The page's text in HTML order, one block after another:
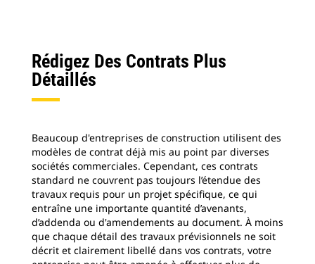
Rédigez Des Contrats Plus
Détaillés
Beaucoup d'entreprises de construction utilisent des
modèles de contrat déjà mis au point par diverses
sociétés commerciales. Cependant, ces contrats
standard ne couvrent pas toujours l’étendue des
travaux requis pour un projet spécifique, ce qui
entraîne une importante quantité d’avenants,
d’addenda ou d'amendements au document. À moins
que chaque détail des travaux prévisionnels ne soit
décrit et clairement libellé dans vos contrats, votre